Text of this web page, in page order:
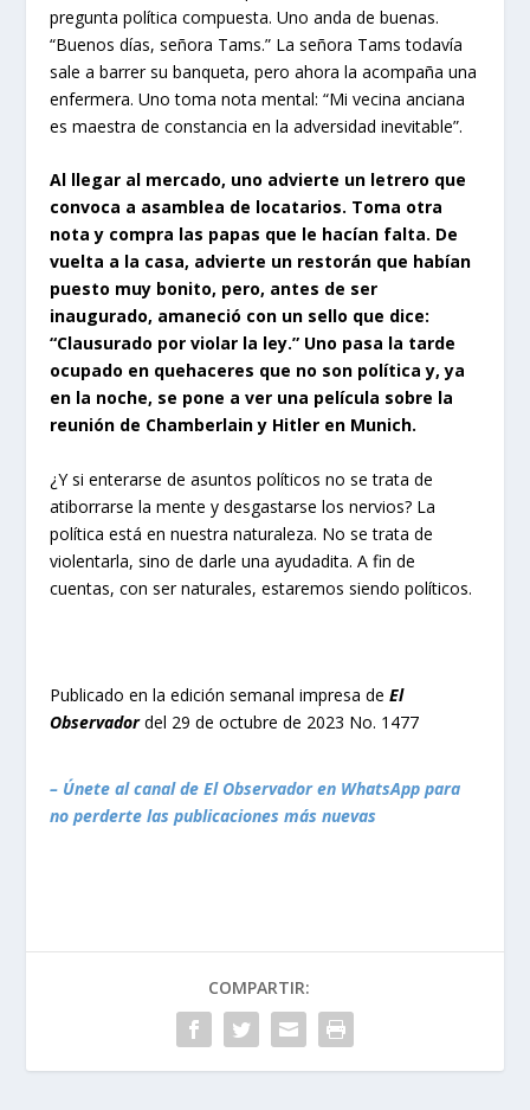
pregunta política compuesta. Uno anda de buenas.
“Buenos días, señora Tams.” La señora Tams todavía
sale a barrer su banqueta, pero ahora la acompaña una
enfermera. Uno toma nota mental: “Mi vecina anciana
es maestra de constancia en la adversidad inevitable”.
Al llegar al mercado, uno advierte un letrero que
convoca a asamblea de locatarios. Toma otra
nota y compra las papas que le hacían falta. De
vuelta a la casa, advierte un restorán que habían
puesto muy bonito, pero, antes de ser
inaugurado, amaneció con un sello que dice:
“Clausurado por violar la ley.” Uno pasa la tarde
ocupado en quehaceres que no son política y, ya
en la noche, se pone a ver una película sobre la
reunión de Chamberlain y Hitler en Munich.
¿Y si enterarse de asuntos políticos no se trata de
atiborrarse la mente y desgastarse los nervios? La
política está en nuestra naturaleza. No se trata de
violentarla, sino de darle una ayudadita. A fin de
cuentas, con ser naturales, estaremos siendo políticos.
Publicado en la edición semanal impresa deEl
Observadordel 29 de octubre de 2023 No. 1477
– Únete al canal de El Observador en WhatsApp para
no perderte las publicaciones más nuevas
COMPARTIR: